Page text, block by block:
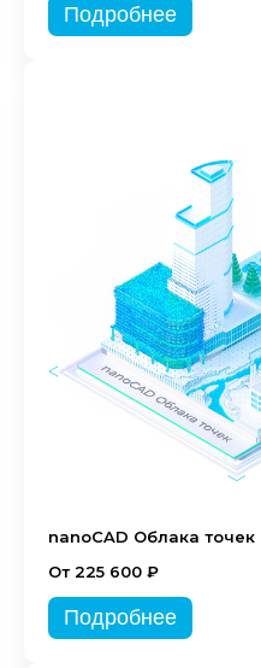
Подробнее
nanoCAD Облака точек
От 225 600 ₽
Подробнее